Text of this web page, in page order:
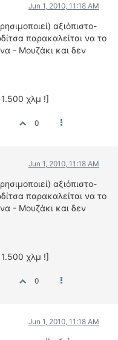
Jun 1, 2010, 11:18 AM
αξιόπιστο-
παρακαλείται να το
- Μουζάκι και δεν
1.500 χλμ !]
0
Jun 1, 2010, 11:18 AM
αξιόπιστο-
παρακαλείται να το
- Μουζάκι και δεν
1.500 χλμ !]
0
Jun 1, 2010, 11:18 AM